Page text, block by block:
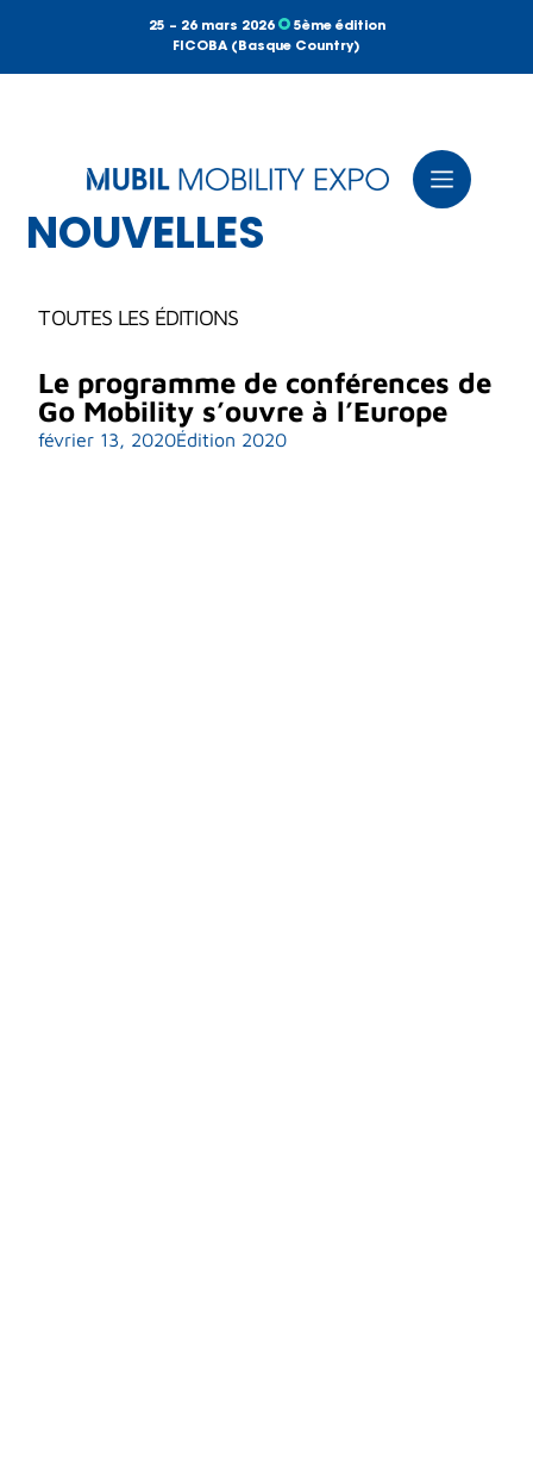
25 – 26 mars 2026
5ème édition
FICOBA (Basque Country)
NOUVELLES
TOUTES LES ÉDITIONS
Le programme de conférences de
Go Mobility s’ouvre à l’Europe
février 13, 2020Édition 2020